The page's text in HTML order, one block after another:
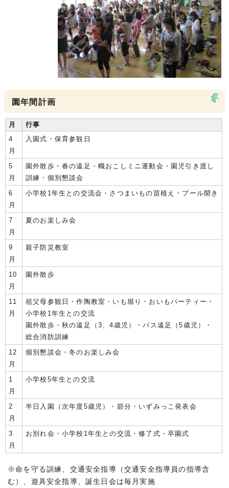
園年間計画
月
行事
4
月
入園式・保育参観日
5
月
園外散歩・春の遠足・幟おこしミニ運動会・園児引き渡し
訓練・個別懇談会
6
月
小学校1年生との交流会・さつまいもの苗植え・プール開き
7
月
夏のお楽しみ会
9
月
親子防災教室
10
月
園外散歩
11
月
祖父母参観日・作陶教室・いも堀り・おいもパーティー・
小学校1年生との交流
園外散歩・秋の遠足（3、4歳児）・バス遠足（5歳児）・
総合消防訓練
12
月
個別懇談会・冬のお楽しみ会
1
月
小学校5年生との交流
2
月
半日入園（次年度5歳児）・節分・いずみっこ発表会
3
月
お別れ会・小学校1年生との交流・修了式・卒園式
※命を守る訓練、交通安全指導（交通安全指導員の指導含
む）、遊具安全指導、誕生日会は毎月実施